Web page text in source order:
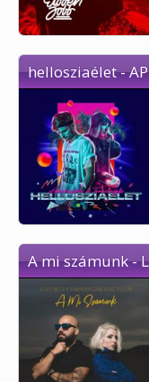
hellosziaélet -
A mi számunk -